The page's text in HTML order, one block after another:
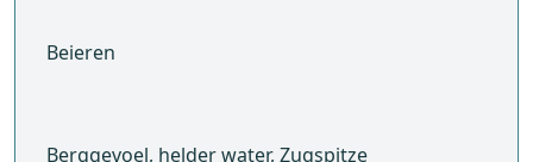
Beieren
Berggevoel, helder water, Zugspitze